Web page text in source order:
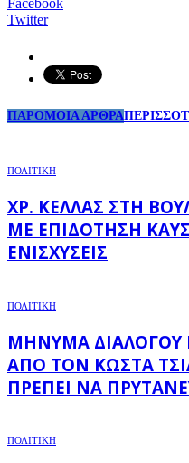
Twitter
ΠΑΡΟΜΟΙΑ ΑΡΘΡΑ
ΠΟΛΙΤΙΚΗ
ΧΡ. ΚΈΛΛΑΣ ΣΤΗ
ΜΕ ΕΠΙΔΌΤΗΣΗ
ΕΝΙΣΧΎΣΕΙΣ
ΠΟΛΙΤΙΚΗ
ΜΉΝΥΜΑ ΔΙΑΛΌΓΟΥ
ΑΠΌ ΤΟΝ ΚΏΣΤΑ
ΠΡΈΠΕΙ ΝΑ
ΠΟΛΙΤΙΚΗ